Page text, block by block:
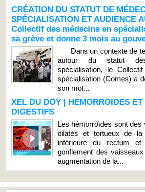
CRÉATION DU STATUT DE
SPÉCIALISATION ET AUDIENCE
Collectif des médecins en
sa grève et donne 3 mois au
Dans un contexte de
autour du statut
spécialisation, le
spécialisation (Comes) a
son mot...
XEL DU DOY | HEMORROIDES
DIGESTIFS
Les hémorroïdes sont des
dilatés et tortueux de
inférieure du rectum
gonflement des
augmentation de la...